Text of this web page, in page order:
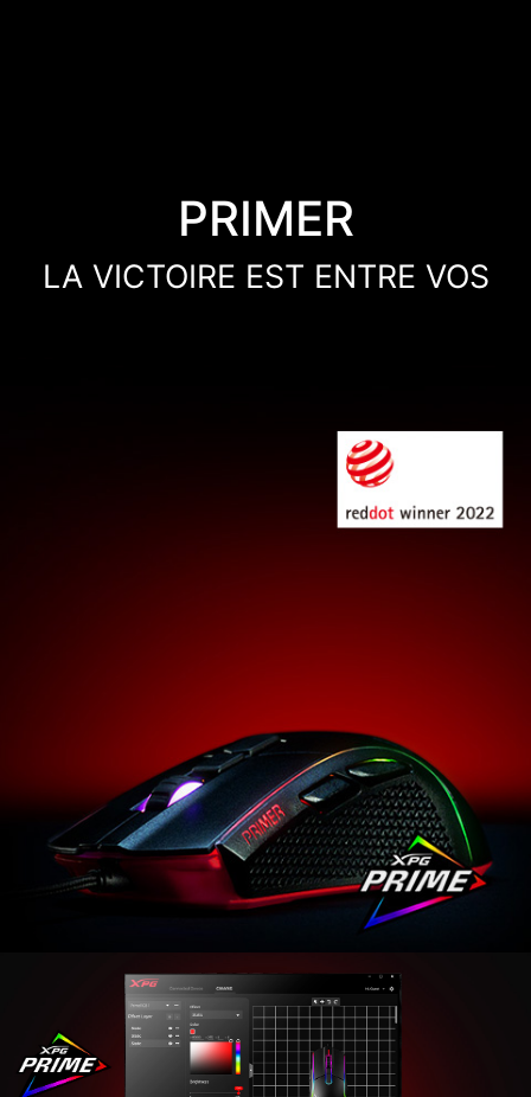
PRIMER
LA VICTOIRE EST ENTRE VOS
simple avec du style, ou un novice qui cherche à
améliorer ses prouesses de jeu, la XPG PRIMER est
faite pour vous. Avec ses contacteurs Omron évalués
pour 20 millions de clics, un capteur optique jusqu'à
12000 DPI et une pléthore de touches de design pour
le confort, la précision, la durabilité et le flair, la XPG
PRIMER est prête pour améliorer votre jeu !